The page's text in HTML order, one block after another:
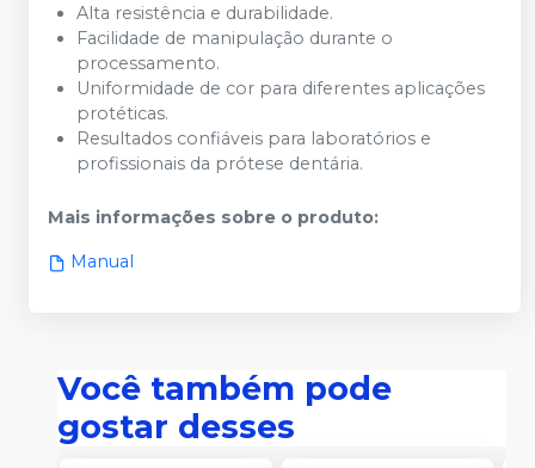
Alta resistência e durabilidade.
Facilidade de manipulação durante o
processamento.
Uniformidade de cor para diferentes aplicações
protéticas.
Resultados confiáveis para laboratórios e
profissionais da prótese dentária.
Mais informações sobre o produto:
Manual
Você também pode
gostar desses